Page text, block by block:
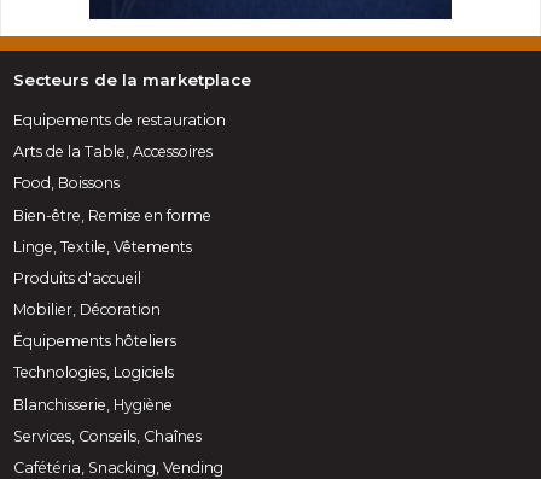
Secteurs de la marketplace
Equipements de restauration
Arts de la Table, Accessoires
Food, Boissons
Bien-être, Remise en forme
Linge, Textile, Vêtements
Produits d'accueil
Mobilier, Décoration
Équipements hôteliers
Technologies, Logiciels
Blanchisserie, Hygiène
Services, Conseils, Chaînes
Cafétéria, Snacking, Vending